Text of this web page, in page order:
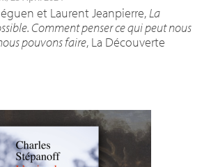
et Laurent Jeanpierre,La
Comment penser ce qui peut nous
pouvons faire, La Découverte